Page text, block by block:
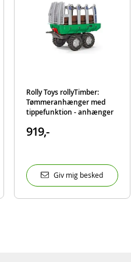
Rolly Toys rollyTimber:
Tømmeranhænger med
tippefunktion - anhænger
pedaltraktor
919,-
Giv mig besked